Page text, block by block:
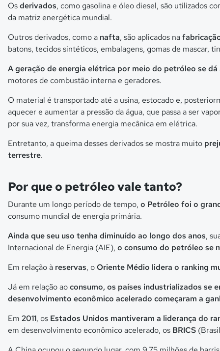
Osderivados, como gasolina e óleo diesel, são utilizados
da matriz energética mundial.
Outros derivados, como a nafta, são aplicados na
batons, tecidos sintéticos, embalagens, gomas de mascar,
A geração de energia elétrica por meio do petróleo se
motores de combustão interna e geradores.
O material é transportado até a usina, estocado e,
aquecer e aumentar a pressão da água, que passa a ser
por sua vez, transforma energia mecânica em elétrica.
Entretanto, a queima desses derivados se mostra muito
terrestre.
Por que o petróleo vale tanto?
Durante um longo período de tempo, o Petróleo foi o
consumo mundial de energia primária.
Ainda que seu uso tenha diminuído ao longo dos anos,
Internacional de Energia (AIE), o consumo do petróleo se
Em relação à reservas, oOriente Médio lidera o ranking
Já em relação aoconsumo, os países industrializados se
desenvolvimento econômico acelerado começaram a
Em 2011, os Estados Unidos mantiveram a liderança do
em desenvolvimento econômico acelerado, os BRICS